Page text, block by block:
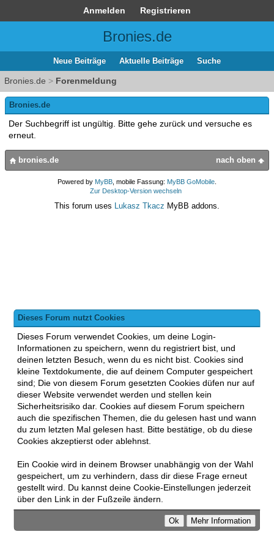
Anmelden Registrieren
Bronies.de
Neue Beiträge Aktuelle Beiträge Suche
Bronies.de > Forenmeldung
Dieses Forum nutzt Cookies
Dieses Forum verwendet Cookies, um deine Login-
Informationen zu speichern, wenn du registriert bist, und
deinen letzten Besuch, wenn du es nicht bist. Cookies sind
kleine Textdokumente, die auf deinem Computer gespeichert
sind; Die von diesem Forum gesetzten Cookies düfen nur auf
dieser Website verwendet werden und stellen kein
Sicherheitsrisiko dar. Cookies auf diesem Forum speichern
auch die spezifischen Themen, die du gelesen hast und wann
du zum letzten Mal gelesen hast. Bitte bestätige, ob du diese
Cookies akzeptierst oder ablehnst.
Ein Cookie wird in deinem Browser unabhängig von der Wahl
gespeichert, um zu verhindern, dass dir diese Frage erneut
gestellt wird. Du kannst deine Cookie-Einstellungen jederzeit
über den Link in der Fußzeile ändern.
Bronies.de
Der Suchbegriff ist ungültig. Bitte gehe zurück und versuche es
erneut.
nach oben
bronies.de
Powered by MyBB , mobile Fassung: MyBB GoMobile
Zur Desktop-Version wechseln
This forum uses Lukasz Tkacz MyBB addons.